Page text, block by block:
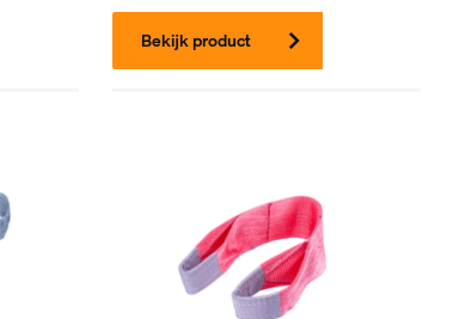
Bekijk product